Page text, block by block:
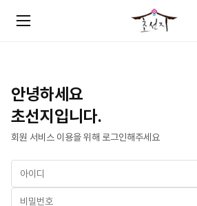
안녕하세요
초선지입니다.
회원 서비스 이용을 위해 로그인해주세요